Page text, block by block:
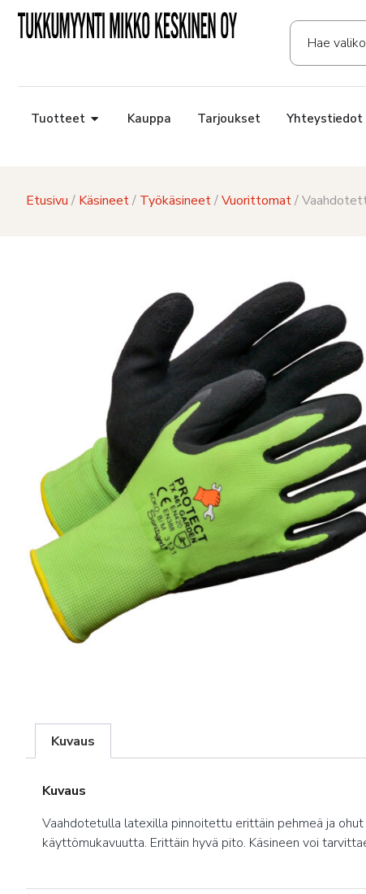
Tuotteet Kauppa Tarjoukset Yhteystiedot
Etusivu / Käsineet/ Työkäsineet/Vuorittomat/
Kuvaus
Kuvaus
Vaahdotetulla latexilla pinnoitettu erittäin pehmeä ja
käyttömukavuutta. Erittäin hyvä pito. Käsineen voi